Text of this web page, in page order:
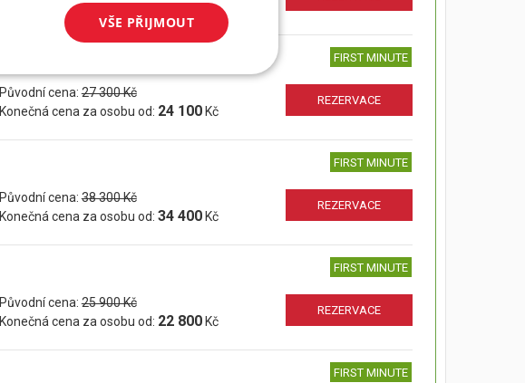
Konečná cena za osobu od:35 900Kč
FIRST MINUTE
Původní cena:27 300 Kč
Konečná cena za osobu od: 24 100Kč
REZERVACE
FIRST MINUTE
Původní cena:38 300 Kč
Konečná cena za osobu od: 34 400Kč
REZERVACE
FIRST MINUTE
Původní cena:25 900 Kč
Konečná cena za osobu od: 22 800Kč
REZERVACE
FIRST MINUTE
VŠE PŘIJMOUT